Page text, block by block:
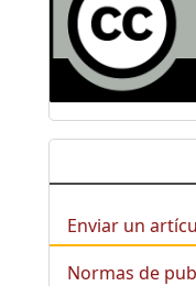
Enviar un
Normas de